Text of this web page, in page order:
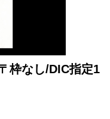
枠なし/DIC指定1